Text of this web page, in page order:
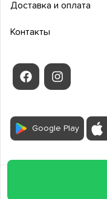
Доставка и оплата
Контакты
Google Play